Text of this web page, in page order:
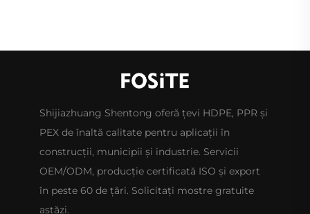
Shijiazhuang Shentong oferă țevi HDPE, PPR și
PEX de înaltă calitate pentru aplicații în
construcții, municipii și industrie. Servicii
OEM/ODM, producție certificată ISO și export
în peste 60 de țări. Solicitați mostre gratuite
astăzi.